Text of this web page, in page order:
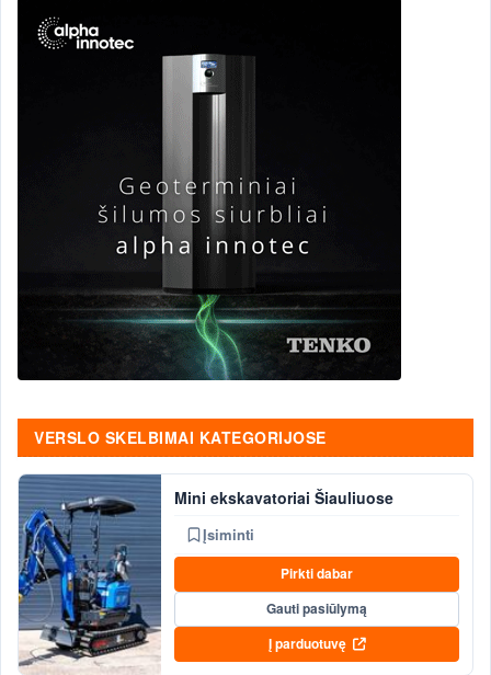
VERSLO SKELBIMAI KATEGORIJOSE
Mini ekskavatoriai Šiauliuose
Įsiminti
Pirkti dabar
Gauti pasiūlymą
Į parduotuvę